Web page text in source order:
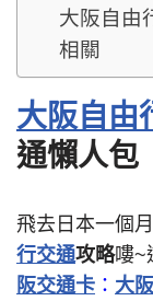
大阪自由
相關
大阪自由
通懶人包
飛去日本一個
行交通攻略嘍~
阪交通卡 ： 大